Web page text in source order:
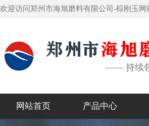
欢迎访问郑州市海旭磨料有限公司-棕刚玉网
—— 持续
网站首页 产品中心